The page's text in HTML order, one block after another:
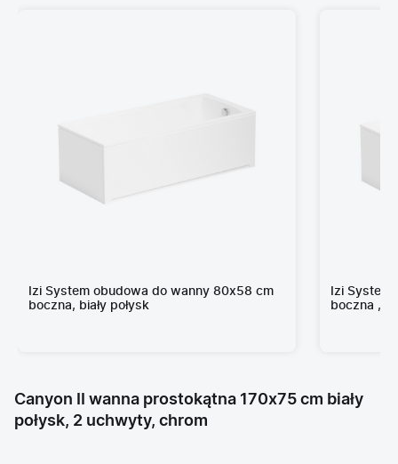
Izi System obudowa do wanny 80x58 cm
boczna, biały połysk
Izi
boczna ,
Canyon II wanna prostokątna 170x75 cm biały
połysk, 2 uchwyty, chrom